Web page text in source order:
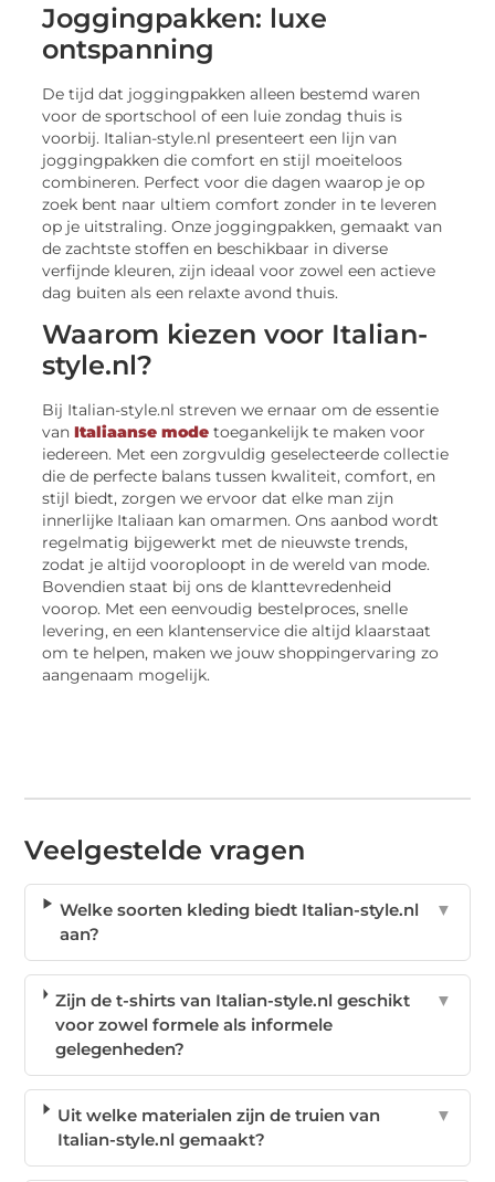
Joggingpakken: luxe
ontspanning
De tijd dat joggingpakken alleen bestemd waren
voor de sportschool of een luie zondag thuis is
voorbij. Italian-style.nl presenteert een lijn van
joggingpakken die comfort en stijl moeiteloos
combineren. Perfect voor die dagen waarop je op
zoek bent naar ultiem comfort zonder in te leveren
op je uitstraling. Onze joggingpakken, gemaakt van
de zachtste stoffen en beschikbaar in diverse
verfijnde kleuren, zijn ideaal voor zowel een actieve
dag buiten als een relaxte avond thuis.
Waarom kiezen voor Italian-
style.nl?
Bij Italian-style.nl streven we ernaar om de essentie
vanItaliaanse mode toegankelijk te maken voor
iedereen. Met een zorgvuldig geselecteerde collectie
die de perfecte balans tussen kwaliteit, comfort, en
stijl biedt, zorgen we ervoor dat elke man zijn
innerlijke Italiaan kan omarmen. Ons aanbod wordt
regelmatig bijgewerkt met de nieuwste trends,
zodat je altijd vooroploopt in de wereld van mode.
Bovendien staat bij ons de klanttevredenheid
voorop. Met een eenvoudig bestelproces, snelle
levering, en een klantenservice die altijd klaarstaat
om te helpen, maken we jouw shoppingervaring zo
aangenaam mogelijk.
Veelgestelde vragen
Welke soorten kleding biedt Italian-style.nl
aan?
▼
Zijn de t-shirts van Italian-style.nl geschikt
voor zowel formele als informele
gelegenheden?
▼
Uit welke materialen zijn de truien van
Italian-style.nl gemaakt?
▼